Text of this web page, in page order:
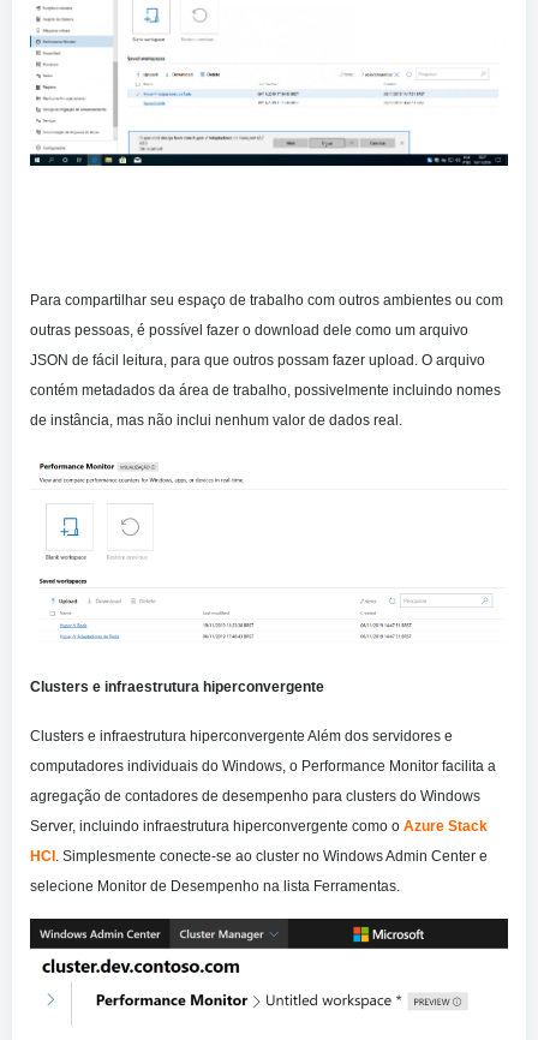
Para compartilhar seu espaço de trabalho com outros ambientes ou com
outras pessoas, é possível fazer o download dele como um arquivo
JSON de fácil leitura, para que outros possam fazer upload. O arquivo
contém metadados da área de trabalho, possivelmente incluindo nomes
de instância, mas não inclui nenhum valor de dados real.
Clusters e infraestrutura hiperconvergente
Clusters e infraestrutura hiperconvergente Além dos servidores e
computadores individuais do Windows, o Performance Monitor facilita a
agregação de contadores de desempenho para clusters do Windows
Server, incluindo infraestrutura hiperconvergente como o Azure Stack
HCI . Simplesmente conecte-se ao cluster no Windows Admin Center e
selecione Monitor de Desempenho na lista Ferramentas.